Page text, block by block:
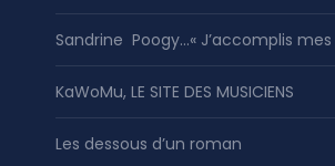
Sandrine Poogy…« J’accomplis mes
KaWoMu, LE SITE DES MUSICIENS
Les dessous d’un roman